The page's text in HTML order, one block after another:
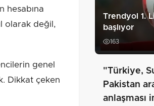
hesabına
olarak değil,
genel
Dikkat çeken
Trendyol 1.
başlıyor
163
"Türkiye,
Pakistan
anlaşması